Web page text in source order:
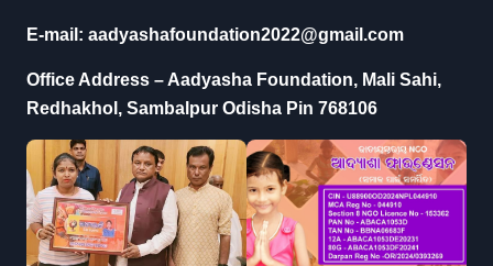
E-mail: aadyashafoundation2022@gmail.com
Office Address – Aadyasha Foundation, Mali Sahi,
Redhakhol, Sambalpur Odisha Pin 768106